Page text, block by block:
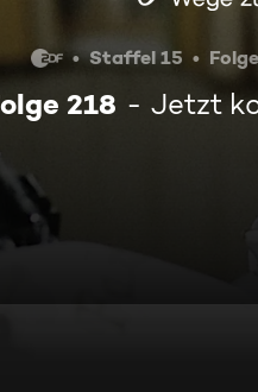
Staffel 15
218 Jetzt